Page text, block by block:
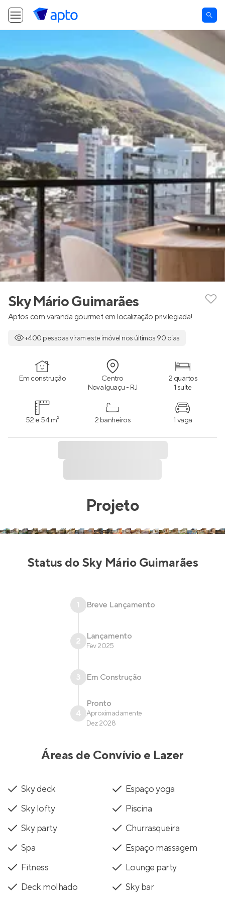
Sky Mário Guimarães
Aptos com varanda gourmet em localização privilegiada!
+400 pessoas viram este imóvel nos últimos 90 dias
Em construção Centro
Nova Iguaçu - RJ
2 quartos
1 suíte
52 e 54 m² 2 banheiros 1 vaga
Projeto
Status doSky Mário Guimarães
1 Breve Lançamento
2 Lançamento
Fev 2025
3 Em Construção
4
Pronto
Aproximadamente
Dez 2028
Áreas de Convívio e Lazer
Sky deck
Espaço yoga
Sky lofty
Piscina
Sky party
Churrasqueira
Spa
Espaço massagem
Fitness
Lounge party
Deck molhado
Sky bar